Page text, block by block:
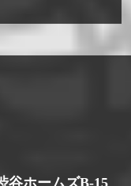
谷ホームズB-15